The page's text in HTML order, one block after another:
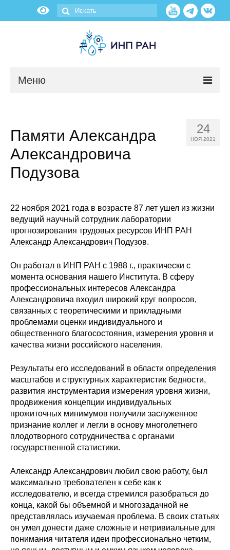
Меню
О нас
Об институте
Научные подразделения
Администрация
Сотрудники
Противодействие коррупции
Материалы для СМИ
Публикации
Издания
Проблемы прогнозирования
О журнале
Номера журналов
Редакционная этика
Информация для авторов
Общие требования
Стандарты оформления
24
НОЯ 2021
Памяти Александра
Александровича
Подузова
22 ноября 2021 года в возрасте 87 лет ушел из жизни
ведущий научный сотрудник лаборатории
прогнозирования трудовых ресурсов ИНП РАН
Александр Александрович Подузов.
Он работал в ИНП РАН с 1988 г., практически с
момента основания нашего Института. В сферу
профессиональных интересов Александра
Александровича входил широкий круг вопросов,
связанных с теоретическими и прикладными
проблемами оценки индивидуального и
общественного благосостояния, измерения уровня и
качества жизни российского населения.
Результаты его исследований в области определения
масштабов и структурных характеристик бедности,
развития инструментария измерения уровня жизни,
продвижения концепции индивидуальных
прожиточных минимумов получили заслуженное
признание коллег и легли в основу многолетнего
плодотворного сотрудничества с органами
государственной статистики.
Александр Александрович любил свою работу, был
максимально требователен к себе как к
исследователю, и всегда стремился разобраться до
конца, какой бы объемной и многозадачной не
представлялась изучаемая проблема. В своих статьях
он умел донести даже сложные и нетривиальные для
понимания читателя идеи профессионально четким,